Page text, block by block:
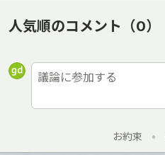
人気順のコメント （0）
お約束 •